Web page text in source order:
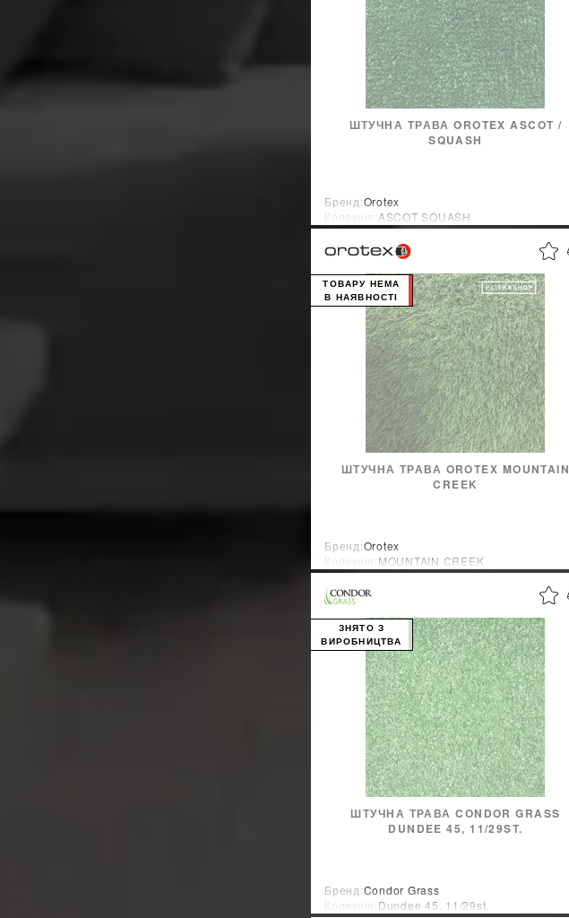
ШТУЧНА ТРАВА OROTEX ASCOT /
SQUASH
Бренд:Orotex
Колекція:ASCOT SQUASH
Країна-виробник:Бельгия
ШТУЧНА ТРАВА OROTEX MOUNTAIN
CREEK
ТОВАРУ НЕМА
В НАЯВНОСТІ
Бренд:Orotex
Колекція:MOUNTAIN CREEK
Країна-виробник:Бельгия
ШТУЧНА ТРАВА CONDOR GRASS
DUNDEE 45, 11/29ST.
ЗНЯТО З
ВИРОБНИЦТВА
Бренд:Condor Grass
Колекція:Dundee 45, 11/29st.